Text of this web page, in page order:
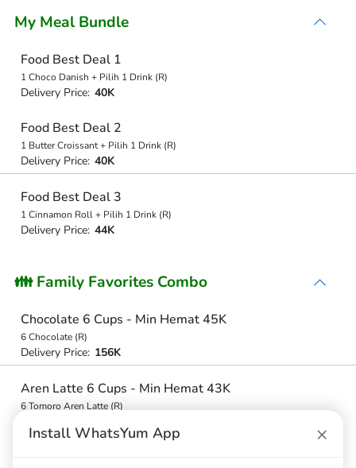
My Meal Bundle
Food Best Deal 1
1 Choco Danish + Pilih 1 Drink (R)
Delivery Price: 40K
Food Best Deal 2
1 Butter Croissant + Pilih 1 Drink (R)
Delivery Price: 40K
Food Best Deal 3
1 Cinnamon Roll + Pilih 1 Drink (R)
Delivery Price: 44K
👪 Family Favorites Combo
Chocolate 6 Cups - Min Hemat 45K
6 Chocolate (R)
Delivery Price: 156K
Aren Latte 6 Cups - Min Hemat 43K
6 Tomoro Aren Latte (R)
Install WhatsYum App ×